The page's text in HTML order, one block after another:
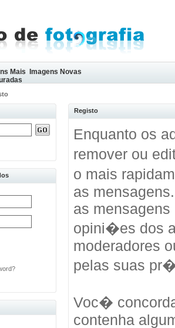
Mais
Imagens Novas
Registo
Enquanto os
remover ou
o mais
as
as
opini�es dos
moderadores
pelas suas
Voc�
contenha